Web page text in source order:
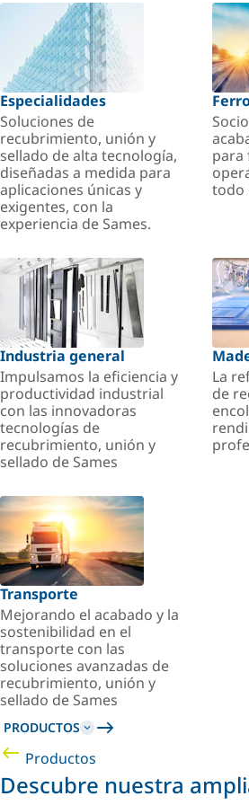
Especialidades
Soluciones de
recubrimiento, unión y
sellado de alta tecnología,
diseñadas a medida para
aplicaciones únicas y
exigentes, con la
experiencia de Sames.
para
todo
Industria general
Impulsamos la eficiencia y
productividad industrial
con las innovadoras
tecnologías de
recubrimiento, unión y
sellado de Sames
La
de
Transporte
Mejorando el acabado y la
sostenibilidad en el
transporte con las
soluciones avanzadas de
recubrimiento, unión y
sellado de Sames
PRODUCTOS
Productos
Descubre nuestra